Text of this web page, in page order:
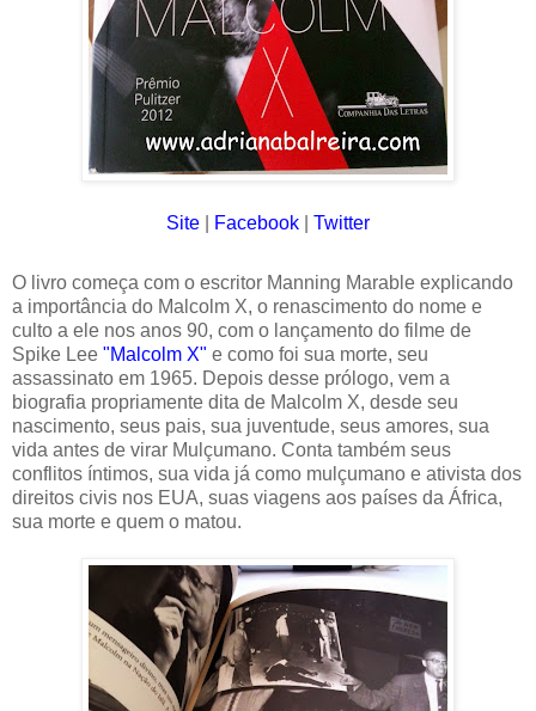
Site Facebook Twitter
O livro começa com o escritor Manning Marable explicando
a importância do Malcolm X, o renascimento do nome e
culto a ele nos anos 90, com o lançamento do filme de
Spike Lee "Malcolm X" e como foi sua morte, seu
assassinato em 1965. Depois desse prólogo, vem a
biografia propriamente dita de Malcolm X, desde seu
nascimento, seus pais, sua juventude, seus amores, sua
vida antes de virar Mulçumano. Conta também seus
conflitos íntimos, sua vida já como mulçumano e ativista dos
direitos civis nos EUA, suas viagens aos países da África,
sua morte e quem o matou.